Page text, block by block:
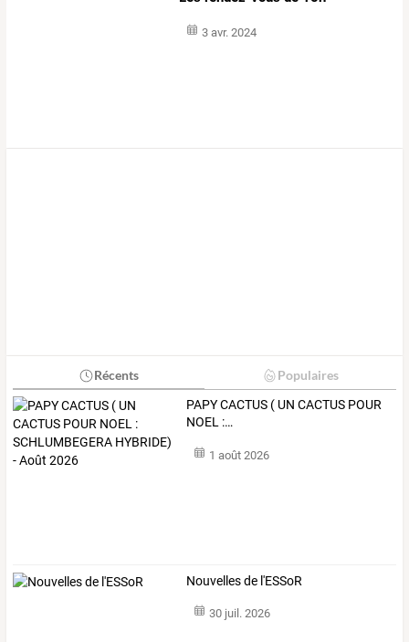
3 avr. 2024
Récents Populaires
PAPYCACTUS ( UN CACTUS POUR
NOEL :…
1 août 2026
Nouvelles de l'ESSoR
30 juil. 2026